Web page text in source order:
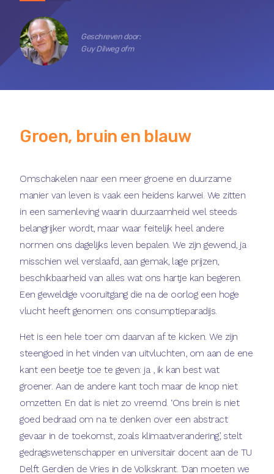
Geschreven door:
Guy Dilweg ofm
Groen, bruin en blauw
Omschakelen naar een meer groene en duurzame
manier van leven is vaak een heidens karwei. We zitten
in een samenleving waarin duurzaamheid wel steeds
belangrijker wordt, maar waar feitelijk heel andere
normen ons dagelijks leven bepalen. We zijn gewend, ja
misschien wel verslaafd, aan gemak, lage prijzen,
beschikbaarheid van alles wat ons hartje kan begeren.
Een geweldige vooruitgang die na de oorlog een hoge
vlucht heeft genomen: ons consumptieparadijs.
Het is een hele toer om daarvan af te kicken. We zijn
steengoed in het vinden van uitvluchten, om aan de ene
kant een beetje toe te geven: ja , ik kan best wat
groener. Aan de andere kant toch maar de knop niet
omzetten. En dat is niet zo vreemd. ‘Ons brein is niet
goed bedraad om na te denken over een abstract
gevaar in de toekomst, zoals klimaatverandering,’ stelt
gedragswetenschapper en universitair docent aan de TU
Delft Gerdien de Vries in de Volkskrant. ‘Dan moeten we